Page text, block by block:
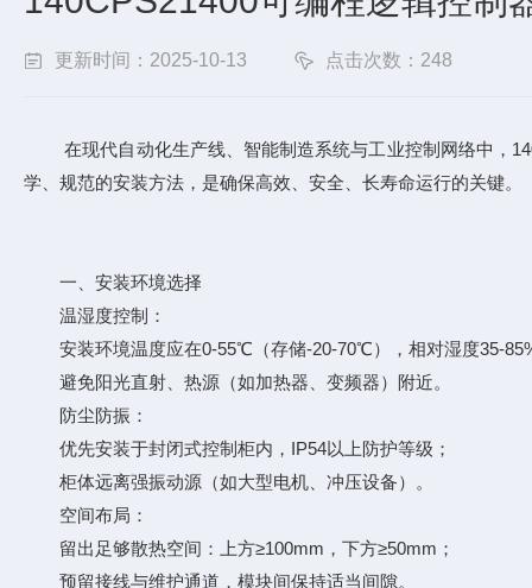
更新时间：2025-10-13 点击次数：248
在现代自动化生产线、智能制造系统与工业控制网络中，
学、规范的安装方法，是确保高效、安全、长寿命运行的关键。
一、安装环境选择
温湿度控制：
安装环境温度应在0-55℃（存储-20-70℃），相对湿度35-
避免阳光直射、热源（如加热器、变频器）附近。
防尘防振：
优先安装于封闭式控制柜内，IP54以上防护等级；
柜体远离强振动源（如大型电机、冲压设备）。
空间布局：
留出足够散热空间：上方≥100mm，下方≥50mm；
预留接线与维护通道，模块间保持适当间隙。